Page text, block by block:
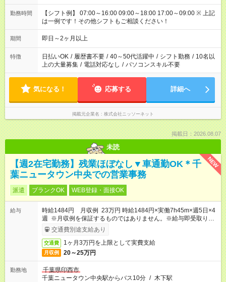
勤務時間
【シフト例】 07:00～16:00 09:00～18:00 17:00～09:00 ※ 上記
は一例です！その他シフトもご相談ください！
期間 即日～2ヶ月以上
特徴 日払いOK / 履歴書不要 / 40～50代活躍中 / シフト勤務 / 10名以
上の大量募集 / 電話対応なし / パソコンスキル不要
気になる！ 応募する 詳細へ
掲載元企業名 株式会社ニッソーネット
掲載日：2026.08.07
未読
NEW
【週2在宅勤務】残業ほぼなし▼車通勤OK＊千
葉ニュータウン中央での営業事務
派遣 ブランクOK WEB登録・面接OK
給与
時給1484円 月収例 23万円 時給1484円×実働7h45m×週5日×4
週 ※月収例を保証するものではありません。※給与即受取りサ
ービス利用可（利用条件有）
交通費別途支給あり
交通費 1ヶ月3万円を上限として実費支給
月収例 20～25万円
勤務地
千葉県印西市
千葉ニュータウン中央駅からバス10分 / 木下駅